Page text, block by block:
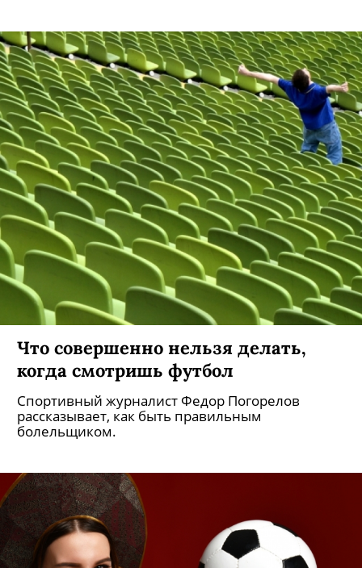
Что совершенно нельзя делать,
когда смотришь футбол
Спортивный журналист Федор Погорелов
рассказывает, как быть правильным
болельщиком.